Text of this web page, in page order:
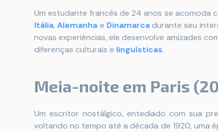
Um estudante francês de 24 anos se acomoda
Itália,Alemanha e Dinamarcadurante seu
novas experiências, ele desenvolve amizades
diferenças culturais e linguísticas.
Meia-noite em Paris
Um escritor nostálgico, entediado com sua
voltando no tempo até a década de 1920, uma